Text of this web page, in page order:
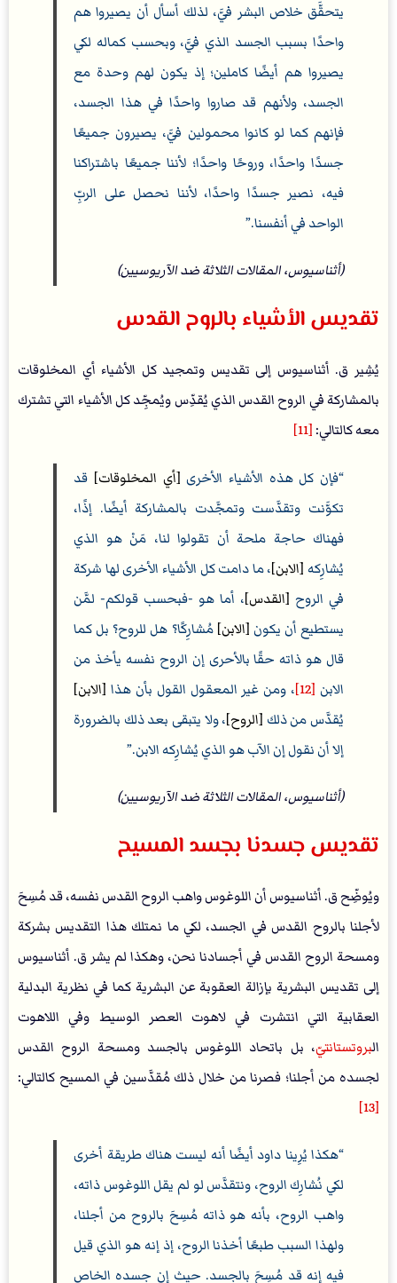
يتحقَّق خلاص البشر فيَّ، لذلك أسأل أن يصيروا هم
واحدًا بسبب الجسد الذي فيَّ، وبحسب كماله لكي
يصيروا هم أيضًا كاملين؛ إذ يكون لهم وحدة مع
الجسد، ولأنهم قد صاروا واحدًا في هذا الجسد،
فإنهم كما لو كانوا محمولين فيَّ، يصيرون جميعًا
جسدًا واحدًا، وروحًا واحدًا؛ لأننا جميعًا باشتراكنا
فيه، نصير جسدًا واحدًا، لأننا نحصل على الربِّ
الواحد في أنفسنا.
(أثناسيوس، المقالات الثلاثة ضد الآريوسيين)
تقديس الأشياء بالروح القدس
يُشِير ق. أثناسيوس إلى تقديس وتمجيد كل الأشياء أي المخلوقات
بالمشاركة في الروح القدس الذي يُقدِّس ويُمجِّد كل الأشياء التي تشترك
معه كالتالي: [11]
فإن كل هذه الأشياء الأخرى [أي المخلوقات] قد
تكوَّنت وتقدَّست وتمجَّدت بالمشاركة أيضًا. إذًا،
فهناك حاجة ملحة أن تقولوا لنا، مَنْ هو الذي
يُشارِكه [الابن]، ما دامت كل الأشياء الأخرى لها شركة
في الروح [القدس]، أما هو -فبحسب قولكم- لمَّن
يستطيع أن يكون [الابن] مُشارِكًا؟ هل للروح؟ بل كما
قال هو ذاته حقًا بالأحرى إن الروح نفسه يأخذ من
الابن [12] ، ومن غير المعقول القول بأن هذا [الابن]
يُقدَّس من ذلك [الروح]، ولا يتبقى بعد ذلك بالضرورة
إلا أن نقول إن الآب هو الذي يُشارِكه الابن.
(أثناسيوس، المقالات الثلاثة ضد الآريوسيين)
تقديس جسدنا بجسد المسيح
ويُوضِّح ق. أثناسيوس أن اللوغوس واهب الروح القدس نفسه، قد مُسِحَ
لأجلنا بالروح القدس في الجسد، لكي ما نمتلك هذا التقديس بشركة
ومسحة الروح القدس في أجسادنا نحن، وهكذا لم يشر ق. أثناسيوس
إلى تقديس البشرية بإزالة العقوبة عن البشرية كما في نظرية البدلية
العقابية التي انتشرت في لاهوت العصر الوسيط وفي اللاهوت
البروتستانتيّ، بل باتحاد اللوغوس بالجسد ومسحة الروح القدس
لجسده من أجلنا؛ فصرنا من خلال ذلك مُقدَّسين في المسيح كالتالي:
[13]
هكذا يُرِينا داود أيضًا أنه ليست هناك طريقة أخرى
لكي نُشارِك الروح، ونتقدَّس لو لم يقل اللوغوس ذاته،
واهب الروح، بأنه هو ذاته مُسِحَ بالروح من أجلنا،
ولهذا السبب طبعًا أخذنا الروح، إذ إنه هو الذي قيل
فيه إنه قد مُسِحَ بالجسد. حيث إن جسده الخاص